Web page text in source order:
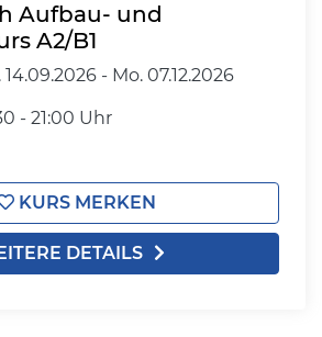
Aufbau- und
A2/B1
14.09.2026 - Mo. 07.12.2026
- 21:00 Uhr
KURS MERKEN
DETAILS